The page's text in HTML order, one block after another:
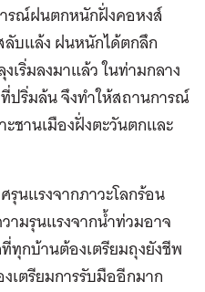
รณ์ฝนตกหนักฝั่งคอหงส์
บแล้ง ฝนหนักได้ตกลึก
เริ่มลงมาแล้ว ในท่ามกลาง
ปริ่มล้น จึงทำให้สถานการณ์
ชานเมืองฝั่งตะวันตกและ
นแรงจากภาวะโลกร้อน
ามรุนแรงจากน้ำท่วมอาจ
กบ้านต้องเตรียมถุงยังชีพ
เตรียมการรับมืออีกมาก